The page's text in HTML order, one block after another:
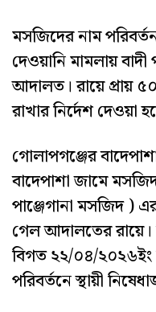
মসজিদের নাম
দেওয়ানি মামলায়
আদালত। রায়ে প্রায়
রাখার নির্দেশ দেওয়া
গোলাপগঞ্জের
বাদেপাশা জামে
পাঞ্জেগানা মসজিদ )
গেল আদালতের
বিগত ২২/০৪/২০২৬ইং
পরিবর্তনে স্থায়ী